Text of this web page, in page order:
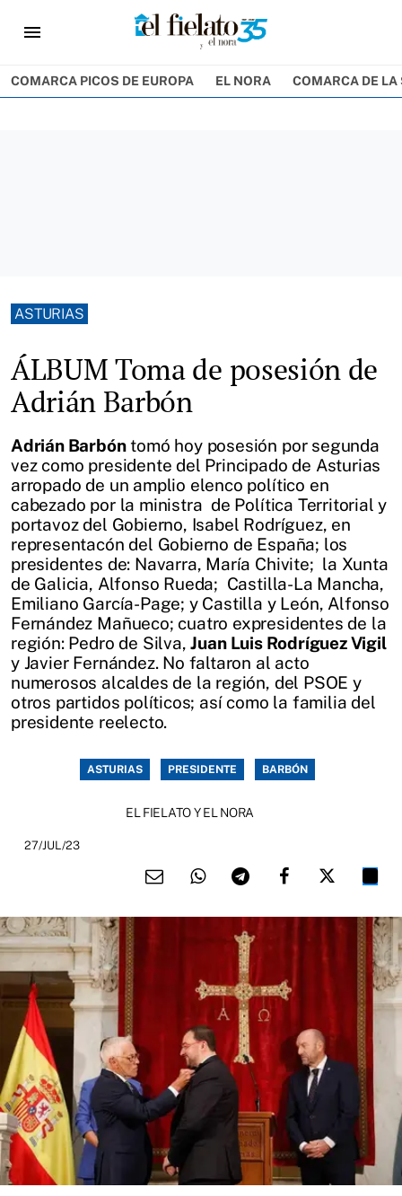
menu
COMARCA PICOS DE EUROPA EL NORA COMARCA DE LA
ASTURIAS
ÁLBUM Toma de posesión de
Adrián Barbón
Adrián Barbóntomó hoy posesión por segunda
vez como presidente del Principado de Asturias
arropado de un amplio elenco político en
cabezado por la ministra de Política Territorial y
portavoz del Gobierno, Isabel Rodríguez, en
representacón del Gobierno de España; los
presidentes de: Navarra, María Chivite; la Xunta
de Galicia, Alfonso Rueda; Castilla-La Mancha,
Emiliano García-Page; y Castilla y León, Alfonso
Fernández Mañueco; cuatro expresidentes de la
región: Pedro de Silva,Juan Luis Rodríguez Vigil
y Javier Fernández. No faltaron al acto
numerosos alcaldes de la región, del PSOE y
otros partidos políticos; así como la familia del
presidente reelecto.
ASTURIAS PRESIDENTE BARBÓN
EL FIELATO Y EL NORA
27/JUL/23